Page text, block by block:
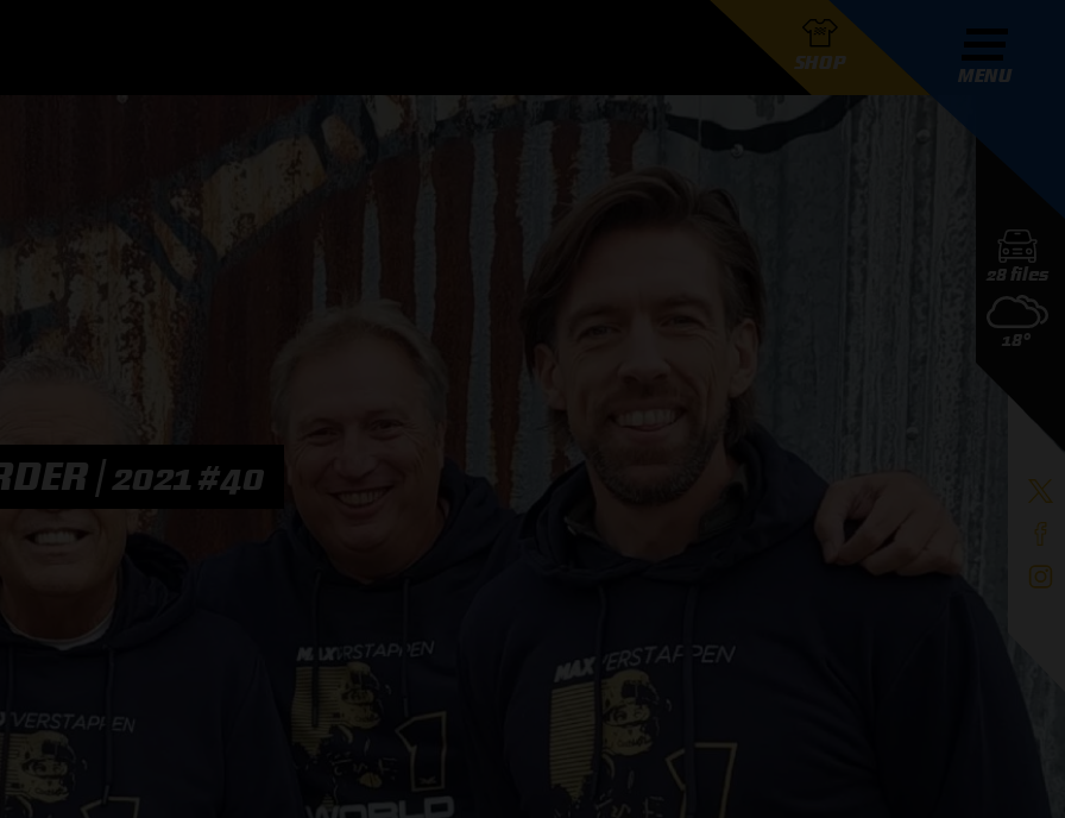
SHOP
MENU
28 files
18°
| 2021 #40
GRAND PRIX UPDATES
F1 KWALIFICATIES
F1 KALENDER
F1 COUREURS KAMPIOENSCHAP
RACE GEMIST